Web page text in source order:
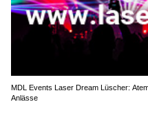
MDL Events Laser Dream Lüscher:
Anlässe